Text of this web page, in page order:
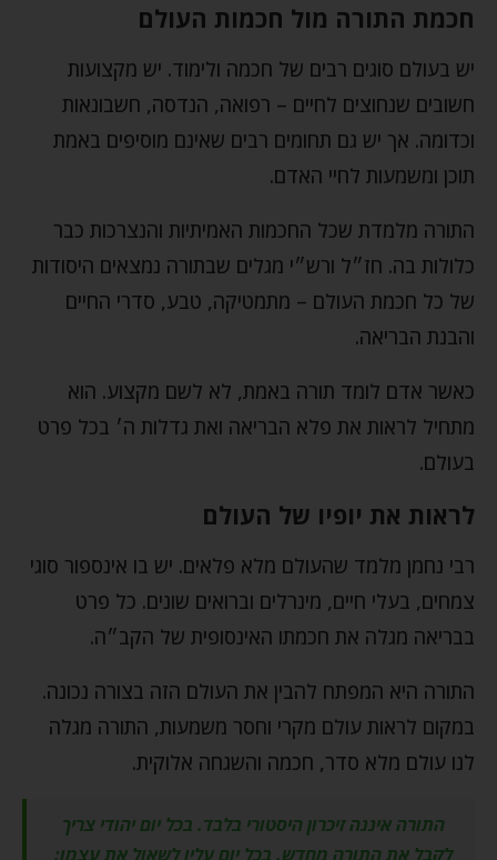
חכמת התורה מול חכמות העולם
יש בעולם סוגים רבים של חכמה ולימוד. יש מקצועות
חשובים שנחוצים לחיים – רפואה, הנדסה, חשבונאות
וכדומה. אך יש גם תחומים רבים שאינם מוסיפים באמת
תוכן ומשמעות לחיי האדם.
התורה מלמדת שכל החכמות האמיתיות והנצרכות כבר
כלולות בה. חז״ל ורש״י מגלים שבתורה נמצאים היסודות
של כל חכמת העולם – מתמטיקה, טבע, סדרי החיים
והבנת הבריאה.
כאשר אדם לומד תורה באמת, לא לשם מקצוע. הוא
מתחיל לראות את פלא הבריאה ואת גדלות ה׳ בכל פרט
בעולם.
לראות את יופיו של העולם
רבי נחמן מלמד שהעולם מלא פלאים. יש בו אינספור סוגי
צמחים, בעלי חיים, מינרלים וברואים שונים. כל פרט
בבריאה מגלה את חכמתו האינסופית של הקב״ה.
התורה היא המפתח להבין את העולם הזה בצורה נכונה.
במקום לראות עולם מקרי וחסר משמעות, התורה מגלה
לנו עולם מלא סדר, חכמה והשגחה אלוקית.
התורה איננה זיכרון היסטורי בלבד. בכל יום יהודי צריך
לקבל את התורה מחדש. בכל יום עליו לשאול את עצמו: